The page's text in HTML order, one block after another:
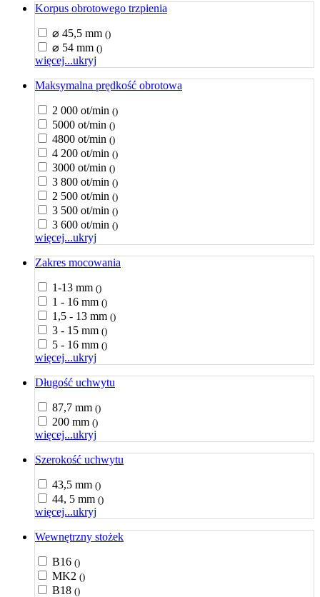
Korpus obrotowego trzpienia
⌀ 45,5 mm ()
⌀ 54 mm ()
więcej...ukryj
Maksymalna prędkość obrotowa
2 000 ot/min ()
5000 ot/min ()
4800 ot/min ()
4 200 ot/min ()
3000 ot/min ()
3 800 ot/min ()
2 500 ot/min ()
3 500 ot/min ()
3 600 ot/min ()
więcej...ukryj
Zakres mocowania
1-13 mm ()
1 - 16 mm ()
1,5 - 13 mm ()
3 - 15 mm ()
5 - 16 mm ()
więcej...ukryj
Długość uchwytu
87,7 mm ()
200 mm ()
więcej...ukryj
Szerokość uchwytu
43,5 mm ()
44, 5 mm ()
więcej...ukryj
Wewnętrzny stożek
B16 ()
MK2 ()
B18 ()